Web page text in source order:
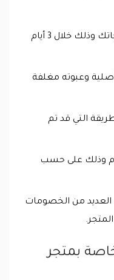
يمكنك استرجاع أو استبدال منتجاتك وذلك خلال 3 أيام
وعبوته مغلفة
التي قد تم
تحويل نقودك حتى 14 يوم وذلك على حسب
العديد من الخصومات
بمتجر